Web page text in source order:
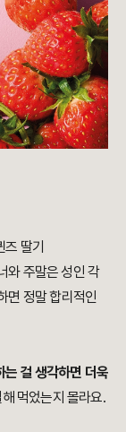
딸기
와 주말은 성인 각
면 정말 합리적인
걸 생각하면 더욱
먹었는지 몰라요.